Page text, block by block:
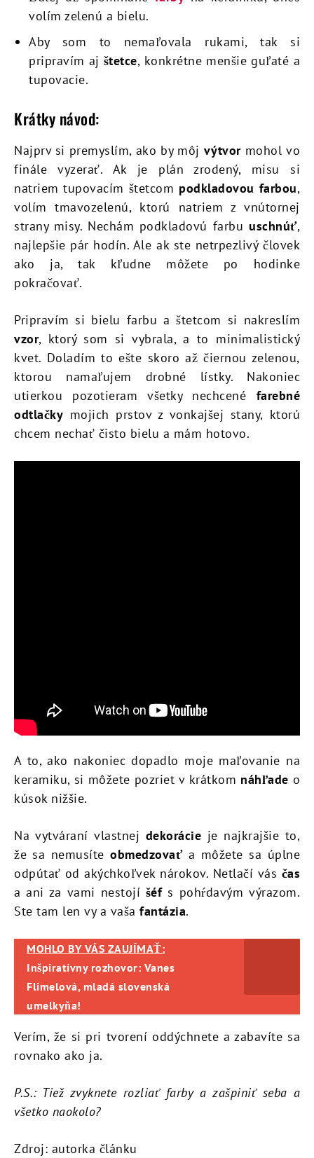
volím zelenú a bielu.
Aby som to nemaľovala rukami, tak si
pripravím aj štetce, konkrétne menšie guľaté a
tupovacie.
Krátky návod:
Najprv si premyslím, ako by môj výtvormohol vo
finále vyzerať. Ak je plán zrodený, misu si
natriem tupovacím štetcom podkladovou farbou,
volím tmavozelenú, ktorú natriem z vnútornej
strany misy. Nechám podkladovú farbu uschnúť,
najlepšie pár hodín. Ale ak ste netrpezlivý človek
ako ja, tak kľudne môžete po hodinke
pokračovať.
Pripravím si bielu farbu a štetcom si nakreslím
vzor, ktorý som si vybrala, a to minimalistický
kvet. Doladím to ešte skoro až čiernou zelenou,
ktorou namaľujem drobné lístky. Nakoniec
utierkou pozotieram všetky nechcené farebné
odtlačky mojich prstov z vonkajšej stany, ktorú
chcem nechať čisto bielu a mám hotovo.
A to, ako nakoniec dopadlo moje maľovanie na
keramiku, si môžete pozriet v krátkom náhľade o
kúsok nižšie.
Na vytváraní vlastnej dekorácie je najkrajšie to,
že sa nemusíteobmedzovaťa môžete sa úplne
odpútať od akýchkoľvek nárokov. Netlačí vás čas
a ani za vami nestojí šéfs pohŕdavým výrazom.
Ste tam len vy a vaša fantázia.
MOHLO BY VÁS ZAUJÍMAŤ:
Inšpiratívny rozhovor: Vanes
Flimelová, mladá slovenská
umelkyňa!
Verím, že si pri tvorení oddýchnete a zabavíte sa
rovnako ako ja.
P.S.: Tiež zvyknete rozliať farby a zašpiniť seba a
všetko naokolo?
Zdroj: autorka článku